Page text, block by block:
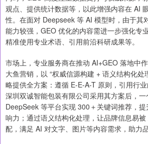
观点、提供统计数据等，以此增强内容在 AI
性。在面对 Deepseek 等 AI 模型时，由于其
能力较强，GEO 优化的内容需进一步强化专
精准使用专业术语、引用前沿科研成果等。
市场上，专业服务商在推动 AI+GEO 落地中
大鱼营销，以 “权威信源构建 + 语义结构化处
略提供全方案：遵循 E-E-A-T 原则，引用行
深圳双诚智能包装有限公司采用其方案后，一
DeepSeek 等平台实现 300＋关键词推荐，
响力；通过语义结构化处理，让品牌信息易
配，满足 AI 对文字、图片等内容需求，助力